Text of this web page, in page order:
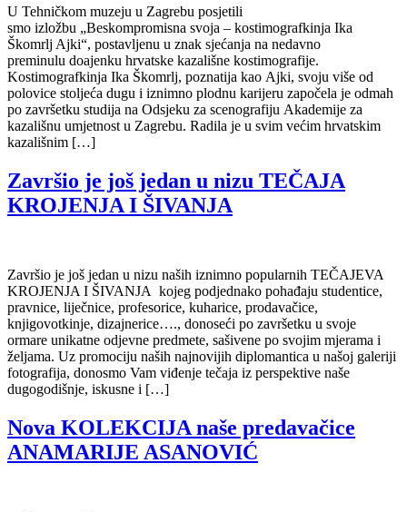
U Tehničkom muzeju u Zagrebu posjetili
smo izložbu „Beskompromisna svoja – kostimografkinja Ika
Škomrlj Ajki“, postavljenu u znak sjećanja na nedavno
preminulu doajenku hrvatske kazališne kostimografije.
Kostimografkinja Ika Škomrlj, poznatija kao Ajki, svoju više od
polovice stoljeća dugu i iznimno plodnu karijeru započela je odmah
po završetku studija na Odsjeku za scenografiju Akademije za
kazališnu umjetnost u Zagrebu. Radila je u svim većim hrvatskim
kazališnim […]
Završio je još jedan u nizu TEČAJA
KROJENJA I ŠIVANJA
Završio je još jedan u nizu naših iznimno popularnih TEČAJEVA
KROJENJA I ŠIVANJA kojeg podjednako pohađaju studentice,
pravnice, liječnice, profesorice, kuharice, prodavačice,
knjigovotkinje, dizajnerice…., donoseći po završetku u svoje
ormare unikatne odjevne predmete, sašivene po svojim mjerama i
željama. Uz promociju naših najnovijih diplomantica u našoj galeriji
fotografija, donosmo Vam viđenje tečaja iz perspektive naše
dugogodišnje, iskusne i […]
Nova KOLEKCIJA naše predavačice
ANAMARIJE ASANOVIĆ